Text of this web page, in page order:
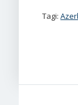
Tagi: